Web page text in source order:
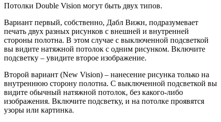
Потолки Double Vision могут быть двух типов.
Вариант первый, собственно, Дабл Вижн, подразумевает
печать двух разных рисунков с внешней и внутренней
стороны полотна. В этом случае с выключенной подсветкой
вы видите натяжной потолок с одним рисунком. Включите
подсветку – увидите второе изображение.
Второй вариант (New Vision) – нанесение рисунка только на
внутреннюю сторону полотна. С выключенной подсветкой вы
видите обычный натяжной потолок, без какого-либо
изображения. Включите подсветку, и на потолке проявятся
узоры или картинка.